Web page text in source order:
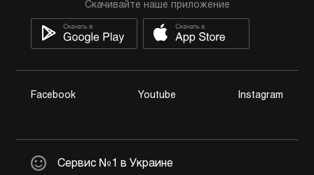
Скачивайте наше приложение
Facebook Youtube Instagram
Сервис №1 в Украине